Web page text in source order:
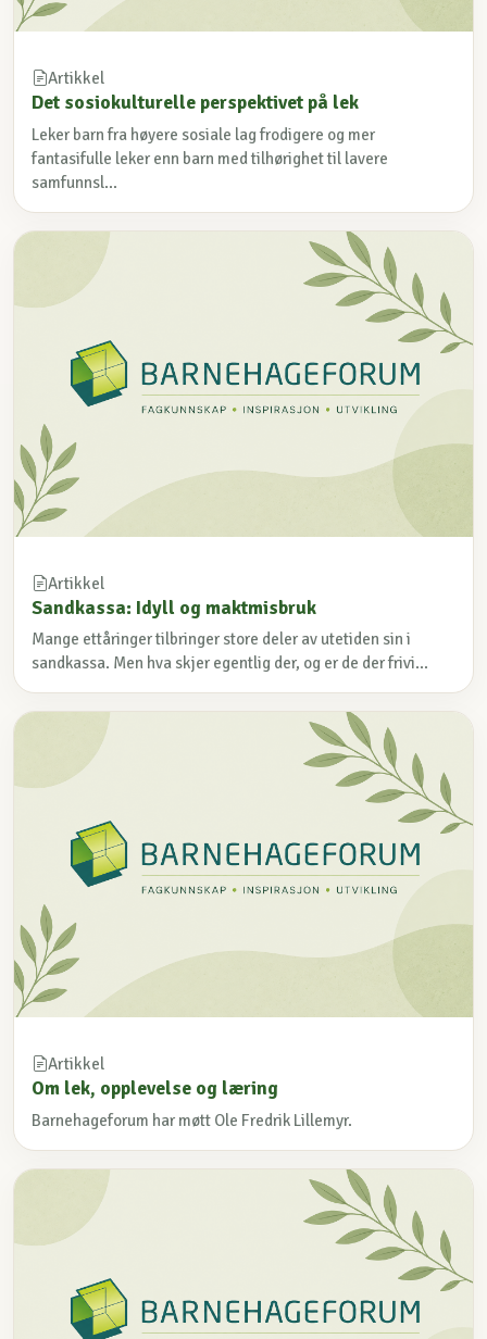
Artikkel
Det sosiokulturelle perspektivet på lek
Leker barn fra høyere sosiale lag frodigere og mer
fantasifulle leker enn barn med tilhørighet til lavere
samfunnsl...
Artikkel
Sandkassa: Idyll og maktmisbruk
Mange ettåringer tilbringer store deler av utetiden sin i
sandkassa. Men hva skjer egentlig der, og er de der frivi...
Artikkel
Om lek, opplevelse og læring
Barnehageforum har møtt Ole Fredrik Lillemyr.